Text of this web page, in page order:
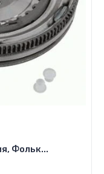
Фольк...